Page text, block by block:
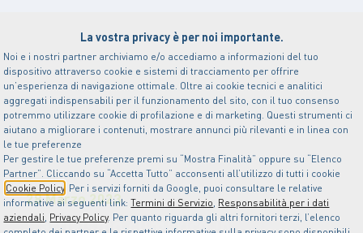
La vostra privacy è per noi importante.
Noi e i nostri partner archiviamo e/o accediamo a informazioni del tuo
dispositivo attraverso cookie e sistemi di tracciamento per offrire
un’esperienza di navigazione ottimale. Oltre ai cookie tecnici e analitici
aggregati indispensabili per il funzionamento del sito, con il tuo consenso
potremmo utilizzare cookie di profilazione e di marketing. Questi strumenti ci
aiutano a migliorare i contenuti, mostrare annunci più rilevanti e in linea con
le tue preferenze
Per gestire le tue preferenze premi su “Mostra Finalità” oppure su “Elenco
Partner”. Cliccando su “Accetta Tutto” acconsenti all’utilizzo di tutti i cookie
Cookie Policy . Per i servizi forniti da Google, puoi consultare le relative
informative ai seguenti link:Termini di Servizio, Responsabilità per i dati
aziendali, Privacy Policy. Per quanto riguarda gli altri fornitori terzi, l’elenco
28 Marzo 2023
L’attivismo climatico in